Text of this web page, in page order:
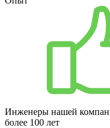
Инженеры нашей
более 100 лет